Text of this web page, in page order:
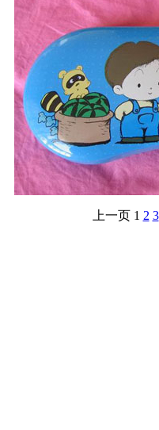
上一页 1 2 3